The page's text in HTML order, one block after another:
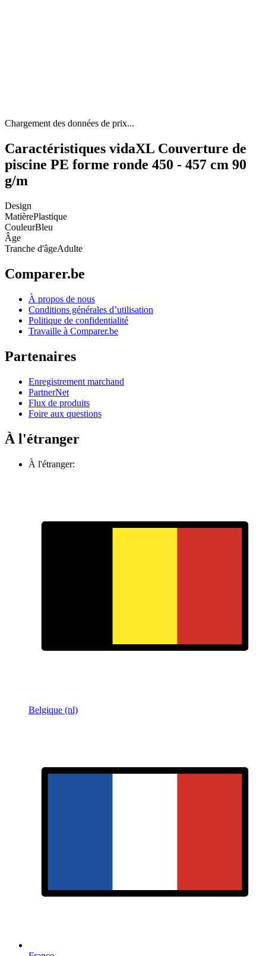
Chargement des données de prix...
Caractéristiques vidaXL Couverture de
piscine PE forme ronde 450 - 457 cm 90
g/m
Design
MatièrePlastique
CouleurBleu
Âge
Tranche d'âgeAdulte
Comparer.be
À propos de nous
Conditions générales d’utilisation
Politique de confidentialité
Travaille à Comparer.be
Partenaires
Enregistrement marchand
PartnerNet
Flux de produits
Foire aux questions
À l'étranger
À l'étranger:
Belgique (nl)